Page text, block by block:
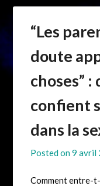
“Les
doute
choses” :
confient
dans la
Posted on9 avril
Comment entre-